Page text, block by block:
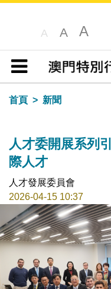
A A A
目錄
首頁
新聞
人才委開展系列
際人才
人才發展委員會
2026-04-15 10:37